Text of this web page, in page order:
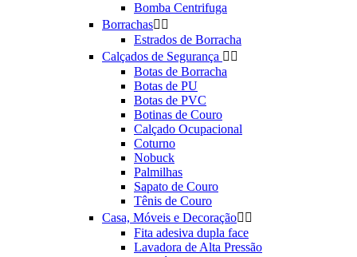
Bomba Centrifuga
Borrachas 
Estrados de Borracha
Calçados de Segurança  
Botas de Borracha
Botas de PU
Botas de PVC
Botinas de Couro
Calçado Ocupacional
Coturno
Nobuck
Palmilhas
Sapato de Couro
Tênis de Couro
Casa, Móveis e Decoração 
Fita adesiva dupla face
Lavadora de Alta Pressão